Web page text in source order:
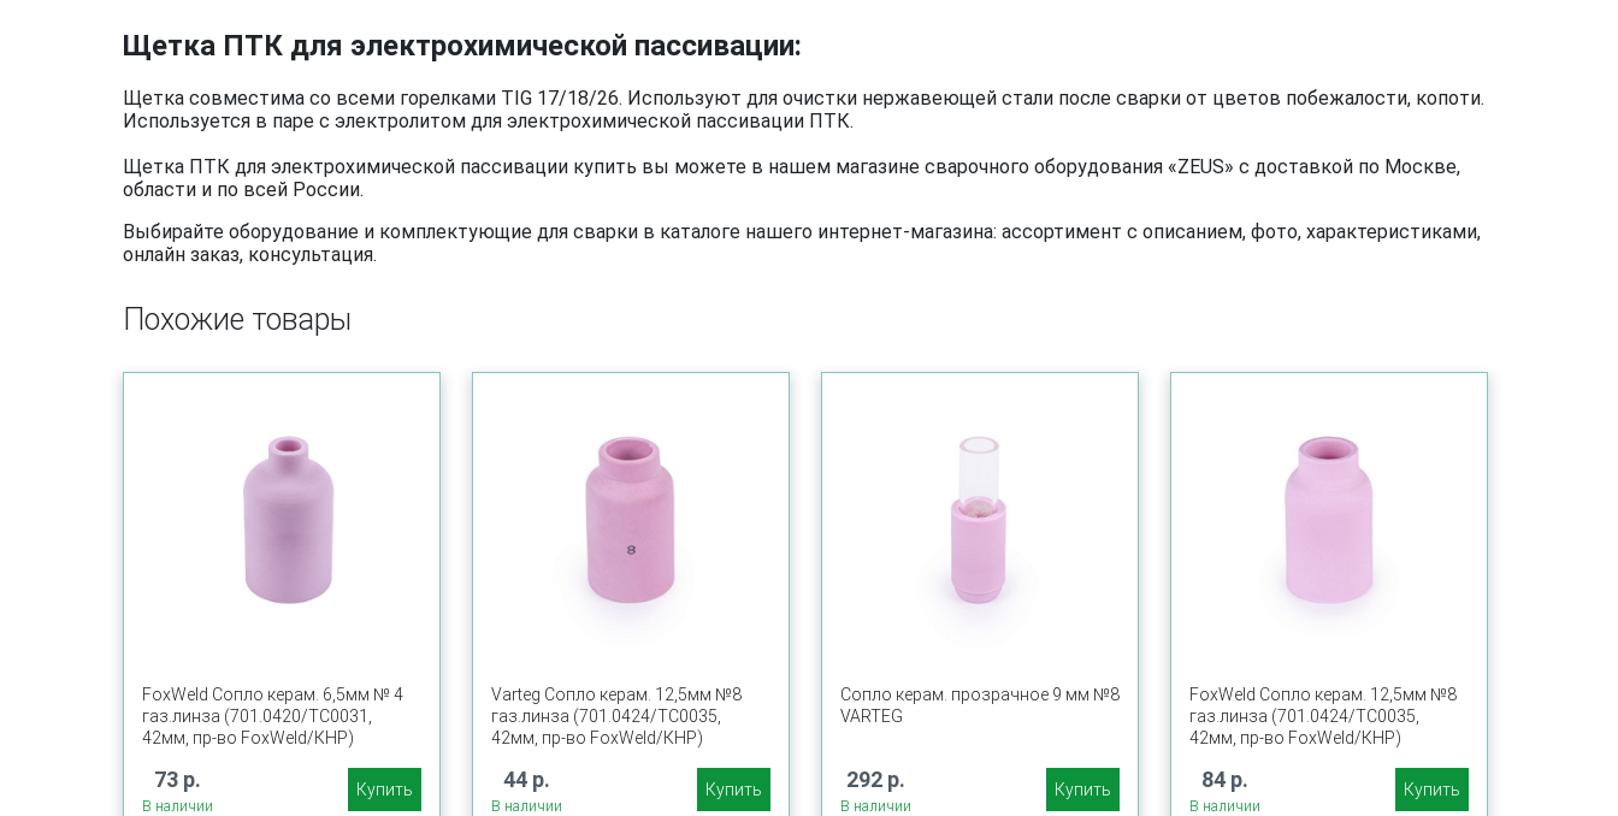
Щетка ПТК для электрохимической пассивации:
Щетка совместима со всеми горелками TIG 17/18/26. Используют для очистки нержавеющей стали после сварки от цветов побежалости, копоти.
Используется в паре с электролитом для электрохимической пассивации ПТК.
Щетка ПТК для электрохимической пассивации купить вы можете в нашем магазине сварочного оборудования «ZEUS» с доставкой по Москве,
области и по всей России.
Выбирайте оборудование и комплектующие для сварки в каталоге нашего интернет-магазина: ассортимент с описанием, фото, характеристиками,
онлайн заказ, консультация.
Похожие товары
FoxWeld Сопло керам. 6,5мм № 4
газ.линза (701.0420/TC0031,
42мм, пр-во FoxWeld/КНР)
73 р.
В наличии
Купить
Varteg Сопло керам. 12,5мм №8
газ.линза (701.0424/ТС0035,
42мм, пр-во FoxWeld/КНР)
44 р.
В наличии
Купить
Сопло керам. прозрачное 9 мм №8
VARTEG
292 р.
В наличии
Купить
FoxWeld Сопло керам. 12,5мм №8
газ.линза (701.0424/ТС0035,
42мм, пр-во FoxWeld/КНР)
84 р.
В наличии
Купить